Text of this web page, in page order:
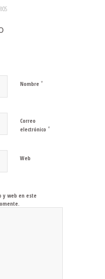
Nombre *
Correo
electrónico *
Web
y web en este